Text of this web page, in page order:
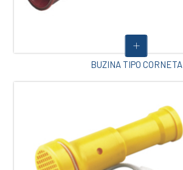
BUZINA TIPO CORNETA